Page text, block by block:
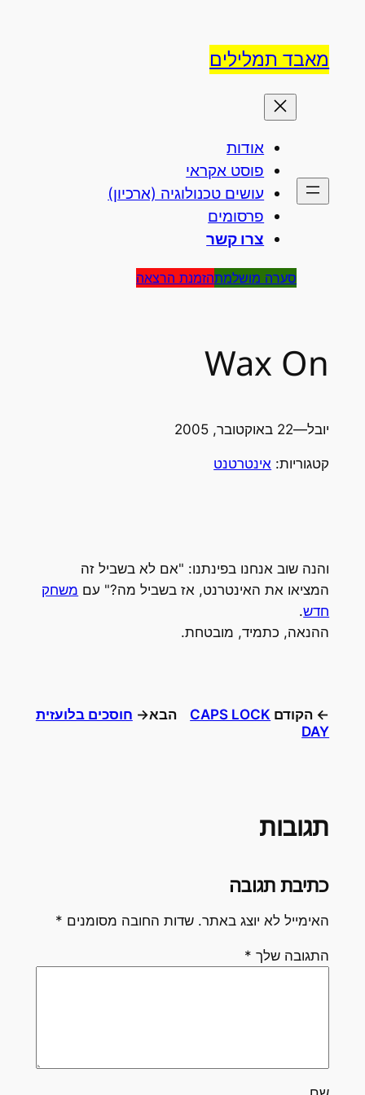
מאבד תמלילים
אודות
פוסט אקראי
עושים טכנולוגיה (ארכיון)
פרסומים
צרו קשר
סערה מושלמתהזמנת הרצאה
Wax On
יובל—22 באוקטובר, 2005
קטגוריות: אינטרטנט
והנה שוב אנחנו בפינתנו: "אם לא בשביל זה
המציאו את האינטרנט, אז בשביל מה?" עם משחק
חדש.
ההנאה, כתמיד, מובטחת.
← הקודם CAPS LOCK
DAY
הבא→ חוסכים בלועזית
תגובות
כתיבת תגובה
האימייל לא יוצג באתר. שדות החובה מסומנים *
התגובה שלך *